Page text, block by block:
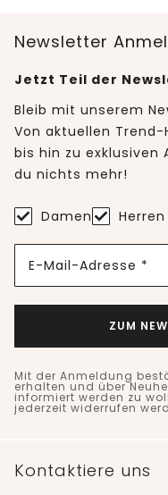
Newsletter
Jetzt Teil der
Bleib mit unserem
Von aktuellen
bis hin zu
du nichts mehr!
Damen Herren
E-Mail-Adresse *
ZUM
Mit der Anmeldung
erhalten und über
informiert werden zu
jederzeit widerrufen
Kontaktiere uns